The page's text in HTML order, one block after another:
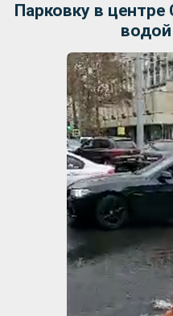
Парковку в